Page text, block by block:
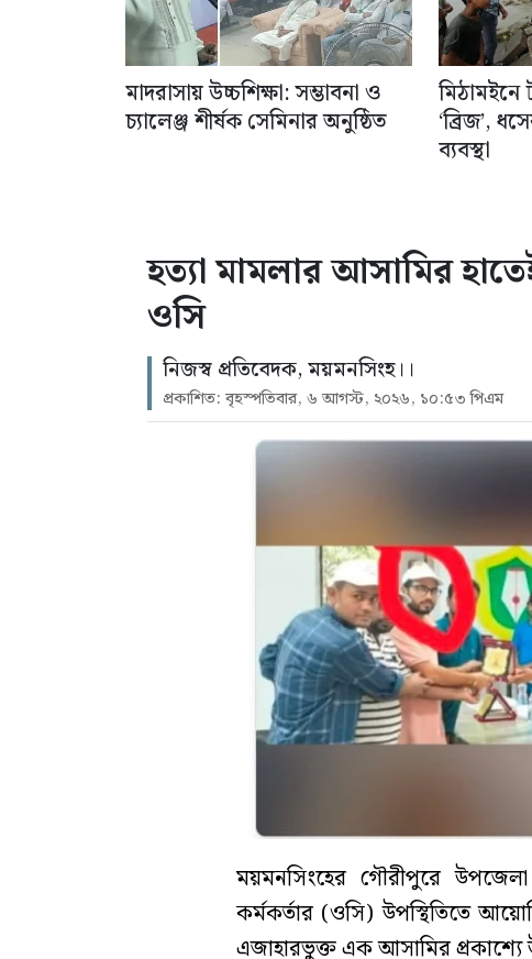
মাদরাসায় উচ্চশিক্ষা: সম্ভাবনা ও
চ্যালেঞ্জ শীর্ষক সেমিনার অনুষ্ঠিত
মিঠামইনে
‘ব্রিজ’,
ব্যবস্থা
হত্যা মামলার আসামির
ওসি
নিজস্ব প্রতিবেদক, ময়মনসিংহ।।
প্রকাশিত: বৃহস্পতিবার, ৬ আগস্ট, ২০২৬, ১০:৫৩ পিএম
ময়মনসিংহের গৌরীপুরে উপজেলা
কর্মকর্তার (ওসি) উপস্থিতিতে
এজাহারভুক্ত এক আসামির প্রকাশ্যে